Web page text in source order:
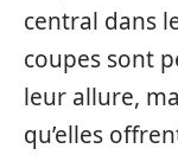
central dans
coupes sont
leur allure,
qu’elles